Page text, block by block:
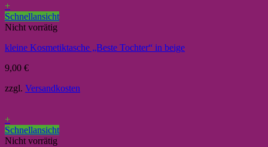
+
Schnellansicht
Nicht vorrätig
kleine Kosmetiktasche „Beste Tochter“ in beige
9,00 €
zzgl. Versandkosten
+
Schnellansicht
Nicht vorrätig